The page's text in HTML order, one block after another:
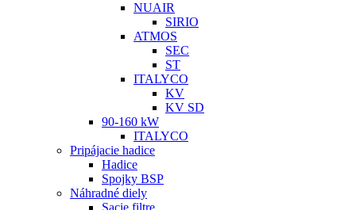
NUAIR
SIRIO
ATMOS
SEC
ST
ITALYCO
KV
KV SD
90-160 kW
ITALYCO
Pripájacie hadice
Hadice
Spojky BSP
Náhradné diely
Sacie filtre